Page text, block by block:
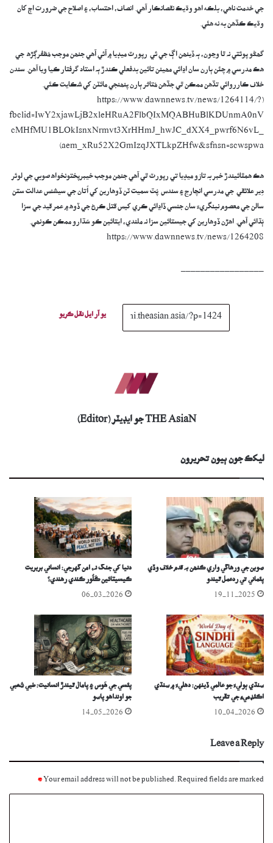
جي خدمت ناهي، بلڪه اهو وڌيڪ نقصانڪار آهي. انصاف، احتساب، ۽ اصلاح جي ضرورت اڄ کان
وڌيڪ ڪڏهن به نه هئي.
گھڻو پوئتي نہ ٿا وڃون، ٻہ ڏينھن اڳ جي ئي رپورٽ ميڊيا ۾ آئي آھي جنھن موجب مُظفرڳڙھ جي
ھڪ مدرسي ۾ چئن ٻارن سان اڍائي مھينن تائين بدفعلي ڪندڙ ٻہ استاد گرفتار ڪيا ويا آھن. سندن
خلاف ڪارروائي تڏھن ممڪن ٿي جڏھن مُتاثر ٻارن پنھنجي مائٽن کي شڪايت ڪئي.
(https://www.dawnnews.tv/news/1264114/?
fbclid=IwY2xjawLjB2xleHRuA2FlbQIxMQABHuBlKDUnmA0nV
cMHfMU1BLOkIsnxNrmvt3XrHHmJ_hwJC_dXX4_pwrf6N6vL_
aem_xRu52X2GmIzqJXTLkpZHfw&sfnsn=scwspwa)
ھڪ ھمٿائيندڙ خبر بہ تازو ميڊيا تي رپورٽ ٿي آھي جنھن موجب خيبرپختونخواھ صوبي جي لوئر
دِير علائقي جي مدرسي انچارج ۽ سندس پُٽ سميت ٽن ڏوھارين کي اُتان جي سيشنس عدالت ستن
سالن جي معصوم نينگريءَ سان جنسي ڏاڍائي ڪري کيس قتل ڪرڻ جي ڏوھ ۾ عمر قيد جي سزا
ٻُڌائي آھي. اھڙن ڏوھارين کي جيستائين سزا نہ ملندي، ايتائين ڪو سُڌارو ممڪن ڪونھي.
https://www.dawnnews.tv/news/1264208
يو آر ايل نقل ڪريو
THE AsiaN جو ايڊيٽر (Editor)
ليکڪ جون ٻيون تحريرون
صوبن جي ورھاڱي واري ڪنھن بہ قدم خلاف وڏي
پئماني تي ردعمل ٿيندو
19-11-2025
دنيا کي جنگ نہ، امن گهرجي: انساني بربريت
ڪيسيتائين ڪَلُور ڪندي رهندي؟
06-03-2026
سنڌي ٻوليءَ جو عالمي ڏينهن: دهليءَ ۾ سنڌي
اڪئڊميءِ جي تقريب
10-04-2026
پئسي جي هَوس ۽ پامال ٿيندڙ انسانيت: طبي شعبي
جو اونداهو پاسو
14-05-2026
Leave a Reply
Your email address will not be published.Required fields are marked
*